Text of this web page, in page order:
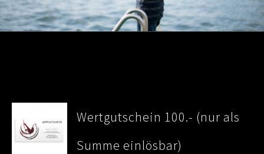
Wertgutschein 100.- (nur als
Summe einlösbar)